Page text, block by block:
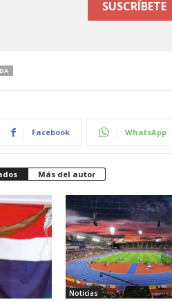
Facebook WhatsApp
Más del autor
Noticias